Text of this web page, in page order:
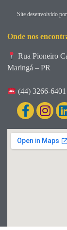
Site desenvolvido por
Onde nos
Rua Pioneiro
Maringá – PR
(44) 3266-6401